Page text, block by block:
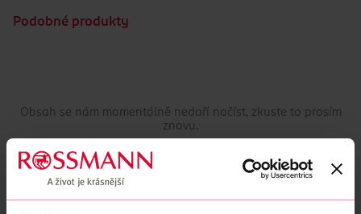
Podobné produkty
Obsah se nám momentálně nedaří načíst, zkuste to prosím
znovu.